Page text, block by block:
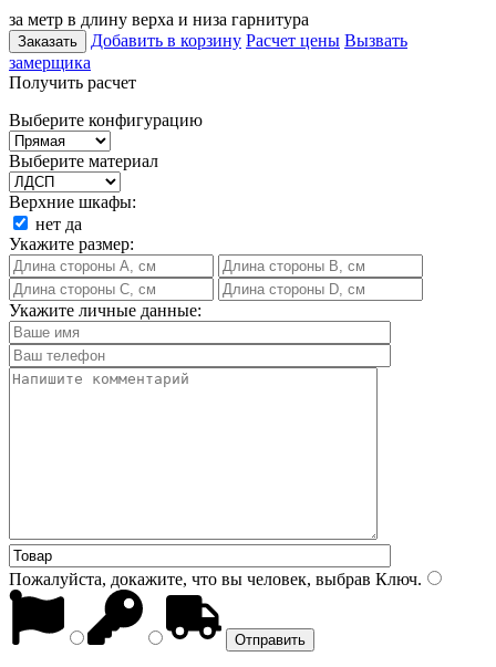
за метр в длину верха и низа гарнитура
Заказать Добавить в корзину Расчет цены Вызвать
замерщика
Получить расчет
Выберите конфигурацию
Выберите материал
Верхние шкафы:
нет да
Укажите размер:
Укажите личные данные:
Пожалуйста, докажите, что вы человек, выбрав Ключ.